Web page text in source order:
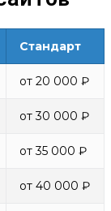
Стандарт
от 20 000 ₽
от 30 000 ₽
от 35 000 ₽
от 40 000 ₽